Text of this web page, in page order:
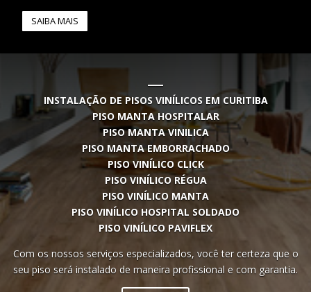
SAIBA MAIS
INSTALAÇÃO DE PISOS VINÍLICOS EM CURITIBA
PISO MANTA HOSPITALAR
PISO MANTA VINILICA
PISO MANTA EMBORRACHADO
PISO VINÍLICO CLICK
PISO VINÍLICO RÉGUA
PISO VINÍLICO MANTA
PISO VINÍLICO HOSPITAL SOLDADO
PISO VINÍLICO PAVIFLEX
Com os nossos serviços especializados, você ter certeza que o
seu piso será instalado de maneira profissional e com garantia.